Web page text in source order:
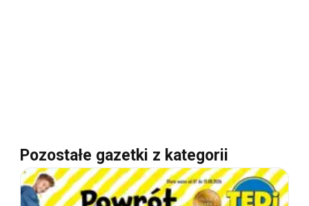
Pozostałe gazetki z kategorii